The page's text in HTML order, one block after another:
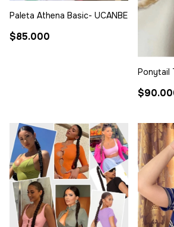
Paleta Athena Basic- UCANBE
$85.000
Ponytail